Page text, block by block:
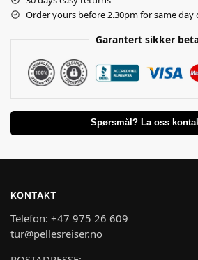
Order yours before 2.30pm for same day
Garantert sikker
Spørsmål? La oss
KONTAKT
Telefon: +47 975 26 609
tur@pellesreiser.no